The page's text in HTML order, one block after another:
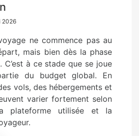
2026
ne commence pas au
mais bien dès la phase
C’est à ce stade que se joue
du budget global. En
vols, des hébergements et
varier fortement selon
plateforme utilisée et la